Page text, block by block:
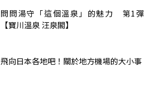
問問湯守「這個溫泉」的魅力 第1彈
【寶川溫泉 汪泉閣】
飛向日本各地吧！關於地方機場的大小事